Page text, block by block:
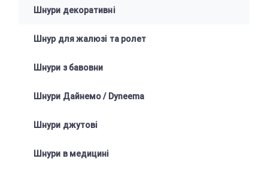
Шнури декоративні
Шнур для жалюзі та ролет
Шнури з бавовни
Шнури Дайнемо / Dyneema
Шнури джутові
Шнури в медицині